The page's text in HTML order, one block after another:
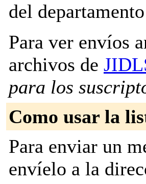
del
Para ver envíos
archivos de
para los
Como usar la
Para enviar un
envíelo a la